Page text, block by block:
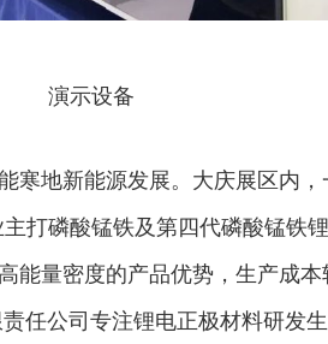
演示设备
寒地新能源发展。大庆展区内
打磷酸锰铁及第四代磷酸锰铁
能量密度的产品优势，生产成
任公司专注锂电正极材料研发